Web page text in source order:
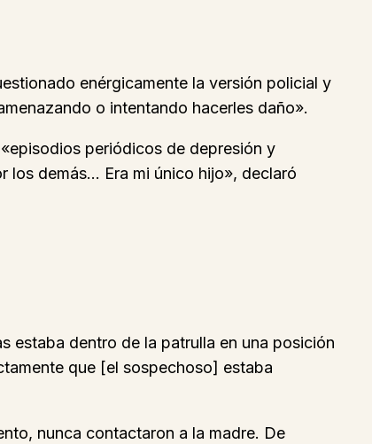
enérgicamente la versión policial y
o intentando hacerles daño».
periódicos de depresión y
los demás… Era mi único hijo», declaró
estaba dentro de la patrulla en una posición
que [el sospechoso] estaba
nunca contactaron a la madre. De